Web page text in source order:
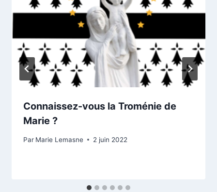
Connaissez-vous la Troménie de
Marie ?
Par Marie Lemasne 2 juin 2022